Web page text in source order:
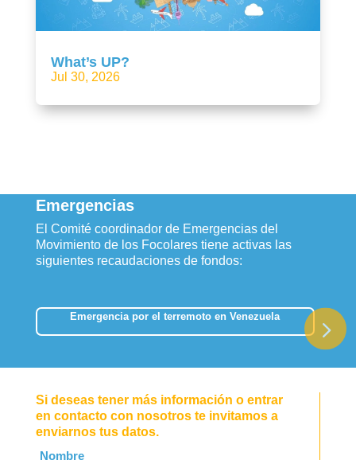
What’s UP?
Jul 30, 2026
Emergencias
El Comité coordinador de Emergencias del
Movimiento de los Focolares tiene activas las
siguientes recaudaciones de fondos:
Emergencia por el terremoto en Venezuela
Si deseas tener más información o entrar
en contacto con nosotros te invitamos a
enviarnos tus datos.
Leave
Nombre